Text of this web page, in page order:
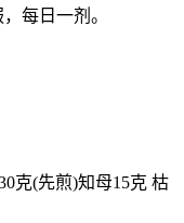
每日一剂。
克(先煎)知母15克 枯